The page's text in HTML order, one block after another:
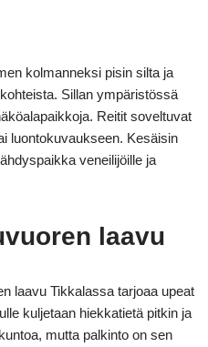
kolmanneksi pisin silta ja
Sillan ympäristössä
Reitit soveltuvat
luontokuvaukseen. Kesäisin
veneilijöille ja
laavu
laavu Tikkalassa tarjoaa upeat
kuljetaan hiekkatietä pitkin ja
mutta palkinto on sen